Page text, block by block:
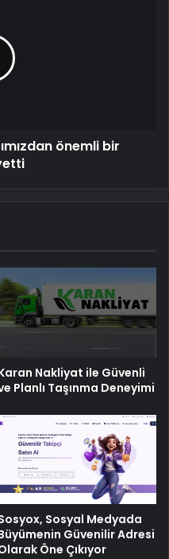
önemli bir
Nakliyat ile Güvenli
Planlı Taşınma Deneyimi
Sosyal Medyada
Güvenilir Adresi
Öne Çıkıyor